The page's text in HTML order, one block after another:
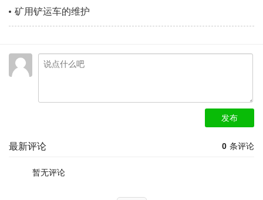
矿用铲运车的维护
发布
0 条评论
最新评论
暂无评论